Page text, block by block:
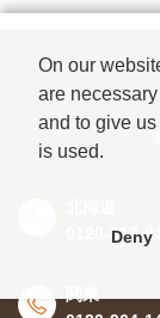
0120-912-
On our
are
and to give
is used.
Deny